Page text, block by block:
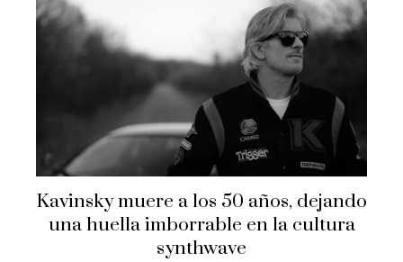
Kavinsky muere a los 50 años, dejando
una huella imborrable en la cultura
synthwave